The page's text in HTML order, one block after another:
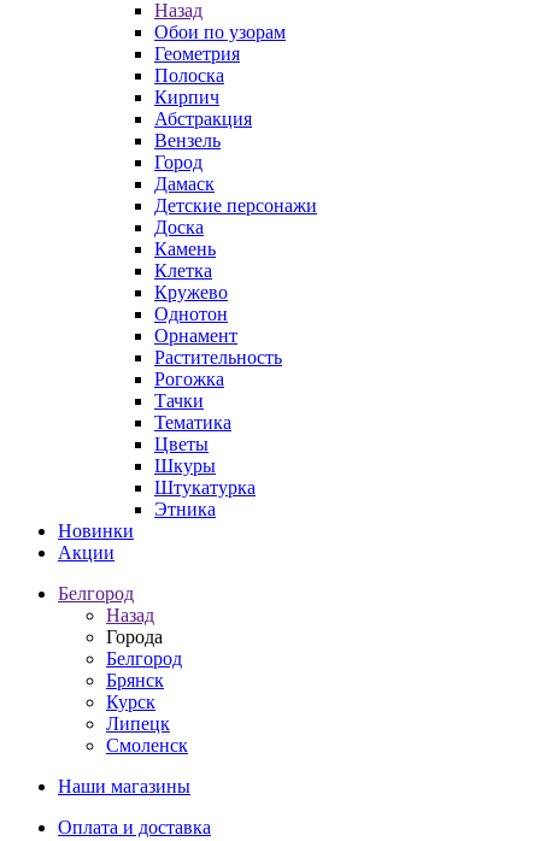
Назад
Обои по узорам
Геометрия
Полоска
Кирпич
Абстракция
Вензель
Город
Дамаск
Детские персонажи
Доска
Камень
Клетка
Кружево
Однотон
Орнамент
Растительность
Рогожка
Тачки
Тематика
Цветы
Шкуры
Штукатурка
Этника
Новинки
Акции
Белгород
Назад
Города
Белгород
Брянск
Курск
Липецк
Смоленск
Наши магазины
Оплата и доставка